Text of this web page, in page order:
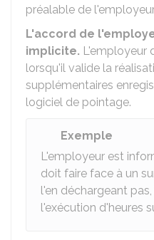
préalable de
L'accord de
implicite. L'employeur
lorsqu'il valide la
supplémentaires
logiciel de pointage.
Exemple
L'employeur est
doit faire face à un
l'en déchargeant
l'exécution d'heures